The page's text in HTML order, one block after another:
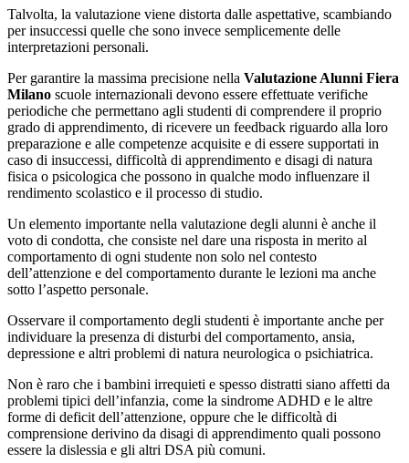
Talvolta, la valutazione viene distorta dalle aspettative, scambiando
per insuccessi quelle che sono invece semplicemente delle
interpretazioni personali.
Per garantire la massima precisione nella Valutazione Alunni Fiera
Milano scuole internazionali devono essere effettuate verifiche
periodiche che permettano agli studenti di comprendere il proprio
grado di apprendimento, di ricevere un feedback riguardo alla loro
preparazione e alle competenze acquisite e di essere supportati in
caso di insuccessi, difficoltà di apprendimento e disagi di natura
fisica o psicologica che possono in qualche modo influenzare il
rendimento scolastico e il processo di studio.
Un elemento importante nella valutazione degli alunni è anche il
voto di condotta, che consiste nel dare una risposta in merito al
comportamento di ogni studente non solo nel contesto
dell’attenzione e del comportamento durante le lezioni ma anche
sotto l’aspetto personale.
Osservare il comportamento degli studenti è importante anche per
individuare la presenza di disturbi del comportamento, ansia,
depressione e altri problemi di natura neurologica o psichiatrica.
Non è raro che i bambini irrequieti e spesso distratti siano affetti da
problemi tipici dell’infanzia, come la sindrome ADHD e le altre
forme di deficit dell’attenzione, oppure che le difficoltà di
comprensione derivino da disagi di apprendimento quali possono
essere la dislessia e gli altri DSA più comuni.